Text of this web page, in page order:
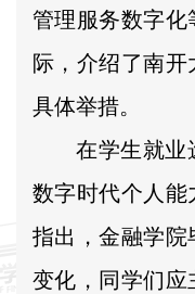
管理服务数字化
际，介绍了南
具体举措。
在学生就业
数字时代个人能
指出，金融学院
变化，同学们应